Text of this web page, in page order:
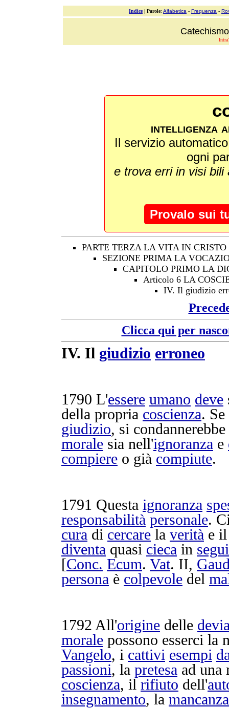
Indice| Parole: Alfabetica - Frequenza -
intelligenza
Il servizio
ogni
e trova erri in visi
Provalo sui
PARTE TERZA LA VITA IN CRISTO
SEZIONE PRIMA LA
CAPITOLO PRIMO LA
Articolo 6 LA
IV. Il giudizio
Clicca qui per
IV. Il giudizio erroneo
1790 L'essere umano deve
della propria coscienza. Se
giudizio, si condannerebbe
morale sia nell'ignoranza e
compiere o già compiute.
1791 Questa ignoranza
responsabilità personale.
cura di cercare la verità e
diventa quasi cieca in
[Conc. Ecum. Vat. II,
persona è colpevole del
1792 All'origine delle
morale possono esserci la
Vangelo, i cattivi esempi
passioni, la pretesa ad una
coscienza, il rifiuto dell'
insegnamento, la mancanza